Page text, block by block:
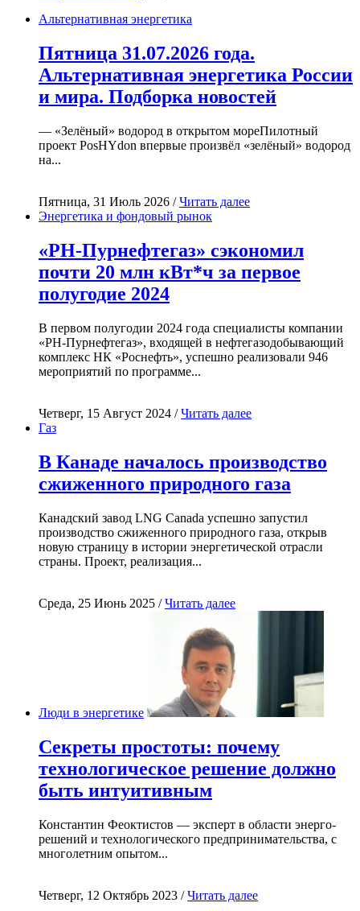
Альтернативная энергетика
Пятница 31.07.2026 года.
Альтернативная энергетика России
и мира. Подборка новостей
— «Зелёный» водород в открытом мореПилотный
проект PosHYdon впервые произвёл «зелёный» водород
на...
Пятница, 31 Июль 2026 /Читать далее
Энергетика и фондовый рынок
«РН-Пурнефтегаз» сэкономил
почти 20 млн кВт*ч за первое
полугодие 2024
В первом полугодии 2024 года специалисты компании
«РН-Пурнефтегаз», входящей в нефтегазодобывающий
комплекс НК «Роснефть», успешно реализовали 946
мероприятий по программе...
Четверг, 15 Август 2024 /Читать далее
Газ
В Канаде началось производство
сжиженного природного газа
Канадский завод LNG Canada успешно запустил
производство сжиженного природного газа, открыв
новую страницу в истории энергетической отрасли
страны. Проект, реализация...
Среда, 25 Июнь 2025 /Читать далее
Люди в энергетике
Секреты простоты: почему
технологическое решение должно
быть интуитивным
Константин Феоктистов — эксперт в области энерго-
решений и технологического предпринимательства, с
многолетним опытом...
Четверг, 12 Октябрь 2023 /Читать далее